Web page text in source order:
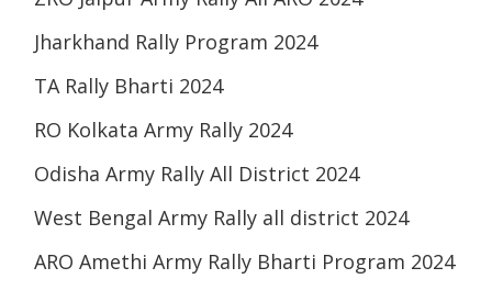
Jharkhand Rally Program 2024
TA Rally Bharti 2024
RO Kolkata Army Rally 2024
Odisha Army Rally All District 2024
West Bengal Army Rally all district 2024
ARO Amethi Army Rally Bharti Program 2024